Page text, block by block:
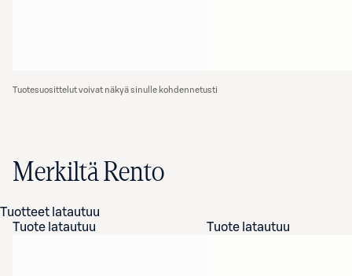
Tuotesuosittelut voivat näkyä sinulle kohdennetusti
Merkiltä Rento
Tuotteet latautuu
Tuote latautuu
Tuote latautuu